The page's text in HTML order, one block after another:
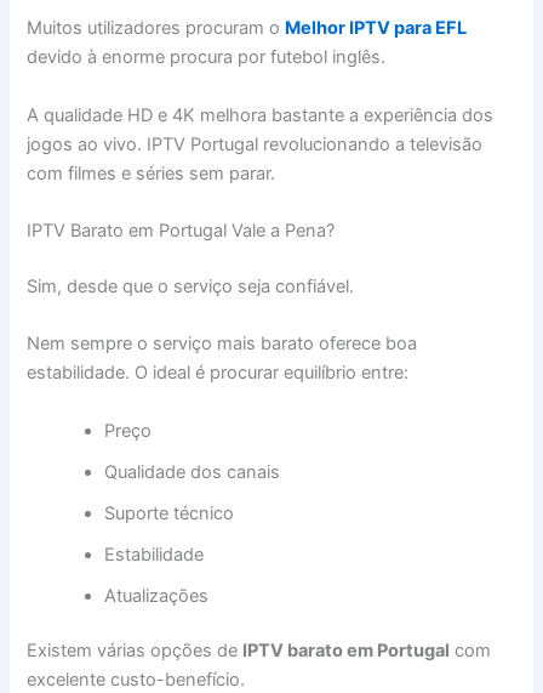
Muitos utilizadores procuram o Melhor IPTV para EFL
devido à enorme procura por futebol inglês.
A qualidade HD e 4K melhora bastante a experiência dos
jogos ao vivo. IPTV Portugal revolucionando a televisão
com filmes e séries sem parar.
IPTV Barato em Portugal Vale a Pena?
Sim, desde que o serviço seja confiável.
Nem sempre o serviço mais barato oferece boa
estabilidade. O ideal é procurar equilíbrio entre:
Preço
Qualidade dos canais
Suporte técnico
Estabilidade
Atualizações
Existem várias opções de IPTV barato em Portugal com
excelente custo-benefício.